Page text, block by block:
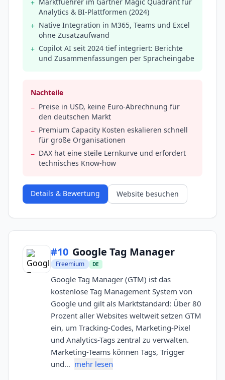
+ Marktfuehrer im Gartner Magic Quadrant für
Analytics & BI-Plattformen (2024)
+ Native Integration in M365, Teams und Excel
ohne Zusatzaufwand
+ Copilot AI seit 2024 tief integriert: Berichte
und Zusammenfassungen per Spracheingabe
Nachteile
− Preise in USD, keine Euro-Abrechnung für
den deutschen Markt
− Premium Capacity Kosten eskalieren schnell
für große Organisationen
− DAX hat eine steile Lernkurve und erfordert
technisches Know-how
Details & Bewertung Website besuchen
#10 Google Tag Manager
Freemium DE
Google Tag Manager (GTM) ist das
kostenlose Tag Management System von
Google und gilt als Marktstandard: Über 80
Prozent aller Websites weltweit setzen GTM
ein, um Tracking-Codes, Marketing-Pixel
und Analytics-Tags zentral zu verwalten.
Marketing-Teams können Tags, Trigger
und… mehr lesen